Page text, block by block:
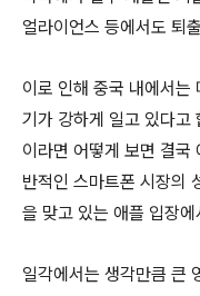
얼라이언스 등에서도 퇴
이로 인해 중국 내에서는
기가 강하게 일고 있다고
이라면 어떻게 보면 결국
반적인 스마트폰 시장의
을 맞고 있는 애플 입장
일각에서는 생각만큼 큰